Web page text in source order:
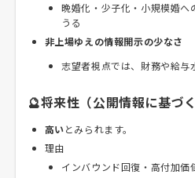
晩婚化・少子化・小規模婚へ
うる
非上場ゆえの情報開示の少なさ
志望者視点では、財務や給与
🔮将来性（公開情報に基づく
高いとみられます。
理由
インバウンド回復・高付加